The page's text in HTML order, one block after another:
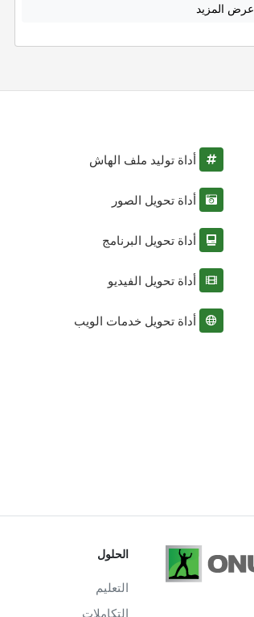
عرض المزيد
أداة توليد ملف الهاش
أداة تحويل الصور
أداة تحويل البرنامج
أداة تحويل الفيديو
أداة تحويل خدمات الويب
الحلول
التعليم
التكاملات